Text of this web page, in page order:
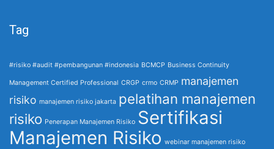
Tag
#risiko #audit #pembangunan #indonesia BCMCP Business Continuity
Management Certified Professional CRGP crmo CRMP manajemen
risiko manajemen risiko jakarta pelatihan manajemen
risiko Penerapan Manajemen Risiko Sertifikasi
Manajemen Risiko webinar manajemen risiko